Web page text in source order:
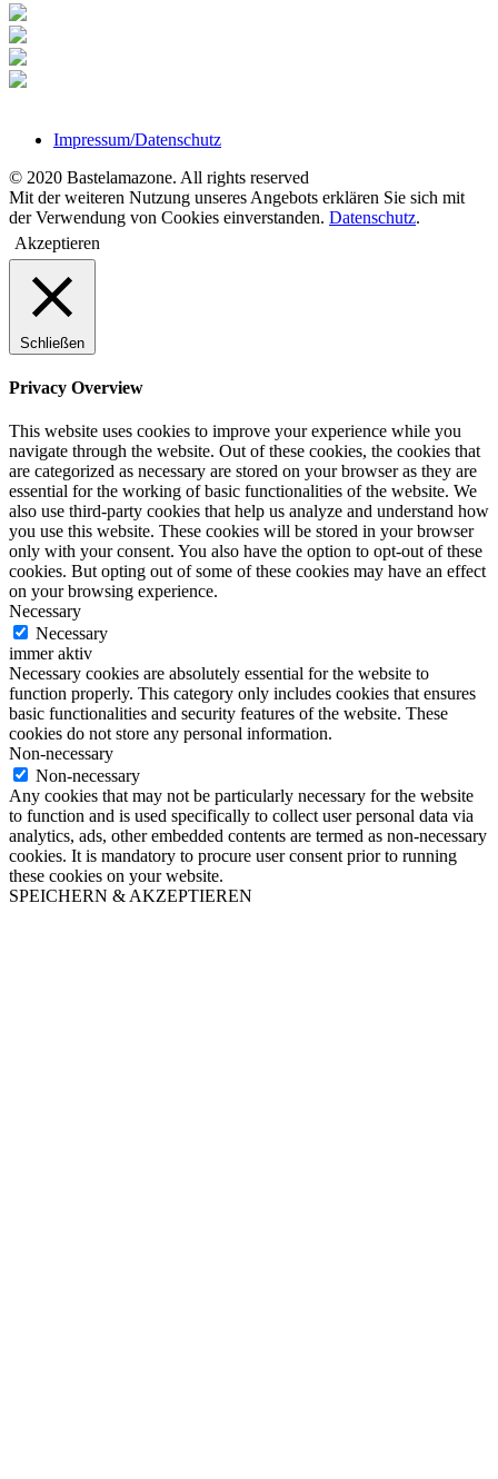
Impressum/Datenschutz
© 2020 Bastelamazone. All rights reserved
Mit der weiteren Nutzung unseres Angebots erklären Sie sich mit
der Verwendung von Cookies einverstanden. Datenschutz.
Akzeptieren
Schließen
Privacy Overview
This website uses cookies to improve your experience while you
navigate through the website. Out of these cookies, the cookies that
are categorized as necessary are stored on your browser as they are
essential for the working of basic functionalities of the website. We
also use third-party cookies that help us analyze and understand how
you use this website. These cookies will be stored in your browser
only with your consent. You also have the option to opt-out of these
cookies. But opting out of some of these cookies may have an effect
on your browsing experience.
Necessary
Necessary
immer aktiv
Necessary cookies are absolutely essential for the website to
function properly. This category only includes cookies that ensures
basic functionalities and security features of the website. These
cookies do not store any personal information.
Non-necessary
Non-necessary
Any cookies that may not be particularly necessary for the website
to function and is used specifically to collect user personal data via
analytics, ads, other embedded contents are termed as non-necessary
cookies. It is mandatory to procure user consent prior to running
these cookies on your website.
SPEICHERN & AKZEPTIEREN